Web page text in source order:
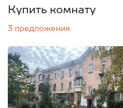
Купить комнату
3 предложения